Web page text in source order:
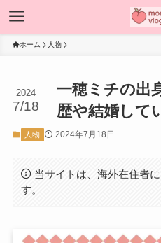
ホーム 人物
一穂ミチの出
歴や結婚して
2024
7/18
人物 2024年7月18日
当サイトは、海外在住者
す。